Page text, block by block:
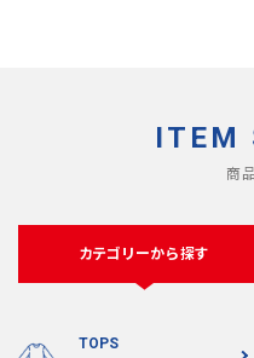
ITEM
商
カテゴリーから探す
TOPS